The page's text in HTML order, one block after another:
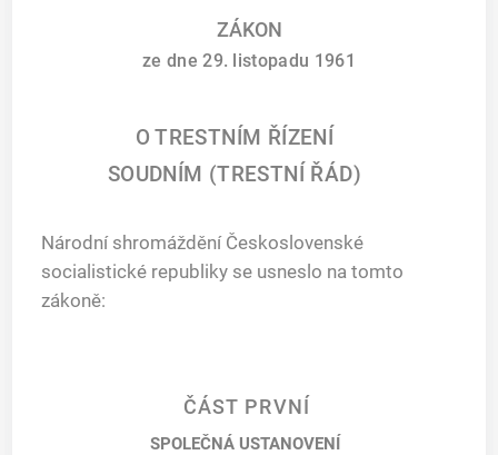
ZÁKON
ze dne 29. listopadu 1961
O TRESTNÍM ŘÍZENÍ
SOUDNÍM (TRESTNÍ ŘÁD)
Národní shromáždění Československé
socialistické republiky se usneslo na tomto
zákoně:
ČÁST PRVNÍ
SPOLEČNÁ USTANOVENÍ